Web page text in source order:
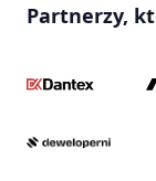
Partnerzy,